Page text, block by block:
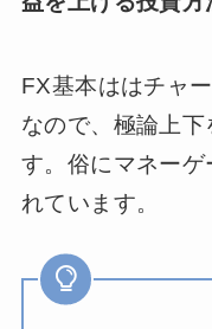
FX基本ははチャ
なので、極論上
す。俗にマネー
れています。